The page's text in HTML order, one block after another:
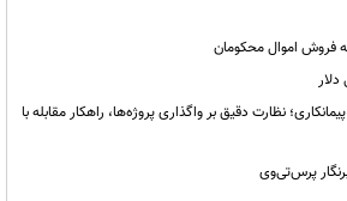
به فروش اموال محکومان
نظارت دقیق بر واگذاری پروژه‌ها، راهکار مقابله با
پرس‌تی‌وی